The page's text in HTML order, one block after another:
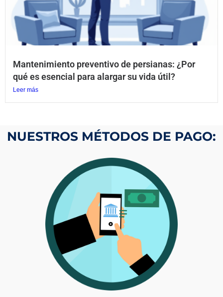
Mantenimiento preventivo de persianas: ¿Por
qué es esencial para alargar su vida útil?
Leer más
NUESTROS MÉTODOS DE PAGO: